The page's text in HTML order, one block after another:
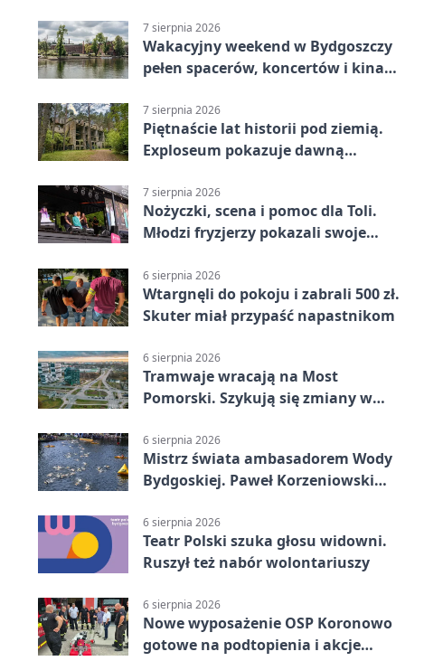
7 sierpnia 2026
Wakacyjny weekend w Bydgoszczy
pełen spacerów, koncertów i kina
7 sierpnia 2026
Piętnaście lat historii pod ziemią.
Exploseum pokazuje dawną
7 sierpnia 2026
Nożyczki, scena i pomoc dla Toli.
Młodzi fryzjerzy pokazali swoje
6 sierpnia 2026
Wtargnęli do pokoju i zabrali 500 zł.
Skuter miał przypaść napastnikom
6 sierpnia 2026
Tramwaje wracają na Most
Pomorski. Szykują się zmiany w
6 sierpnia 2026
Mistrz świata ambasadorem Wody
Bydgoskiej. Paweł Korzeniowski
6 sierpnia 2026
Teatr Polski szuka głosu widowni.
Ruszył też nabór wolontariuszy
6 sierpnia 2026
Nowe wyposażenie OSP Koronowo
gotowe na podtopienia i akcje